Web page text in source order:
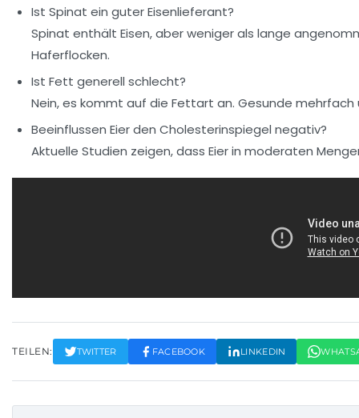
Ist Spinat ein guter Eisenlieferant?
Spinat enthält Eisen, aber weniger als lange
Haferflocken.
Ist Fett generell schlecht?
Nein, es kommt auf die Fettart an. Gesunde
Beeinflussen Eier den Cholesterinspiegel negativ?
Aktuelle Studien zeigen, dass Eier in moderaten
TEILEN: TWITTER FACEBOOK LINKEDIN